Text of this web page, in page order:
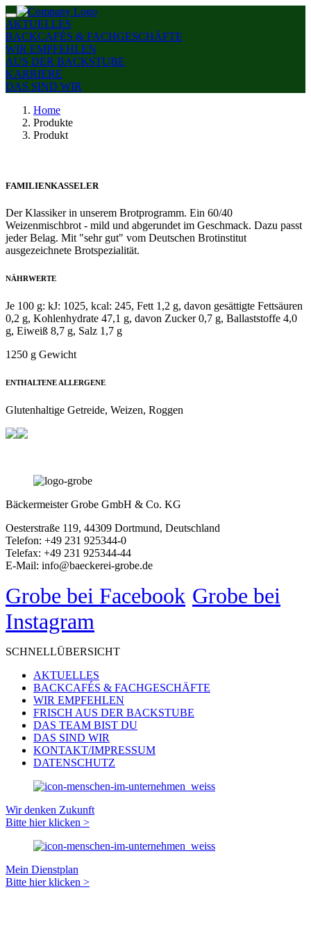
AKTUELLES
BACKCAFÉS & FACHGESCHÄFTE
WIR EMPFEHLEN
AUS DER BACKSTUBE
KARRIERE
DAS SIND WIR
Home
Produkte
Produkt
FAMILIENKASSELER
Der Klassiker in unserem Brotprogramm. Ein 60/40
Weizenmischbrot - mild und abgerundet im Geschmack. Dazu passt
jeder Belag. Mit "sehr gut" vom Deutschen Brotinstitut
ausgezeichnete Brotspezialität.
NÄHRWERTE
Je 100 g: kJ: 1025, kcal: 245, Fett 1,2 g, davon gesättigte Fettsäuren
0,2 g, Kohlenhydrate 47,1 g, davon Zucker 0,7 g, Ballaststoffe 4,0
g, Eiweiß 8,7 g, Salz 1,7 g
1250 g Gewicht
ENTHALTENE ALLERGENE
Glutenhaltige Getreide, Weizen, Roggen
Bäckermeister Grobe GmbH & Co. KG
Oesterstraße 119, 44309 Dortmund, Deutschland
Telefon: +49 231 925344-0
Telefax: +49 231 925344-44
E-Mail: info@baeckerei-grobe.de
Grobe bei Facebook Grobe bei
Instagram
SCHNELLÜBERSICHT
AKTUELLES
BACKCAFÉS & FACHGESCHÄFTE
WIR EMPFEHLEN
FRISCH AUS DER BACKSTUBE
DAS TEAM BIST DU
DAS SIND WIR
KONTAKT/IMPRESSUM
DATENSCHUTZ
Wir denken Zukunft
Bitte hier klicken >
Mein Dienstplan
Bitte hier klicken >